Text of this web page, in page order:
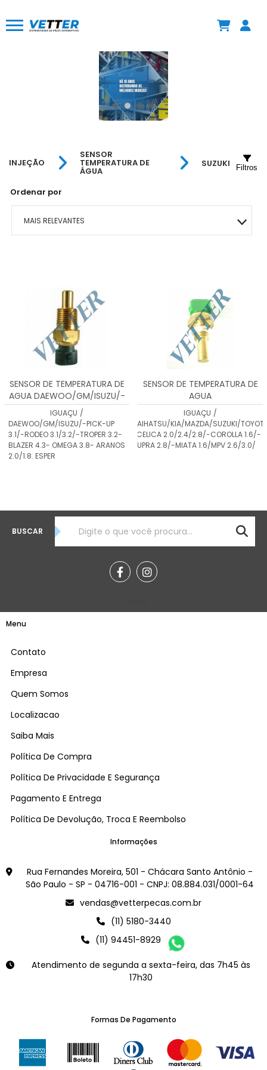
INJEÇÃO
SENSOR
TEMPERATURA DE
ÁGUA
SUZUKI
Ordenar por
MAIS RELEVANTES
MAIOR PREÇO
A - Z
Filtros
SENSOR DE TEMPERATURA DE
AGUA DAEWOO/GM/ISUZU/-
PICK-UP 3.1/-RODEO 3.1/3.2/-
TROPER 3.2-BLAZER 4.3-
OMEGA 3.8- ARANOS 2.0/1.8.
ESPERO 1.8/2.0
IGUAÇU /
DAEWOO/GM/ISUZU/-PICK-UP
3.1/-RODEO 3.1/3.2/-TROPER 3.2-
BLAZER 4.3- OMEGA 3.8- ARANOS
2.0/1.8. ESPER
SENSOR DE TEMPERATURA DE
AGUA
DAIHATSU/KIA/MAZDA/SUZUKI/
-CELICA 2.0/2.4/2.8/-
COROLLA 1.6/-SUPRA 2.8/-
MIATA 1.6/MPV 2.6/3.0/-MX3
IGUAÇU /
DAIHATSU/KIA/MAZDA/SUZUKI/
-CELICA 2.0/2.4/2.8/-COROLLA 1.6/-
SUPRA 2.8/-MIATA 1.6/MPV 2.6/3.0/
BUSCAR
Menu
Contato
Empresa
Quem Somos
Localizacao
Saiba Mais
Política De Compra
Política De Privacidade E Segurança
Pagamento E Entrega
Política De Devolução, Troca E Reembolso
Informações
Rua Fernandes Moreira, 501 - Chácara Santo Antônio -
São Paulo - SP - 04716-001 - CNPJ: 08.884.031/0001-64
vendas@vetterpecas.com.br
(11) 5180-3440
(11) 94451-8929
Atendimento de segunda a sexta-feira, das 7h45 às
17h30
Formas De Pagamento